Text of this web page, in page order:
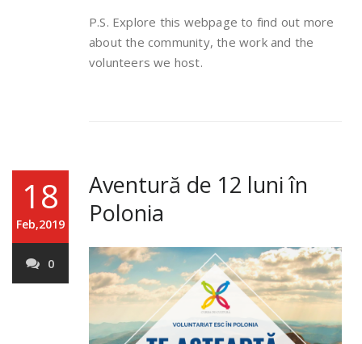
P.S. Explore this webpage to find out more
about the community, the work and the
volunteers we host.
18
Feb,2019
0
Aventură de 12 luni în
Polonia